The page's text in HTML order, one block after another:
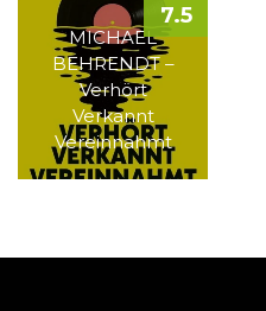
MICHAEL
BEHRENDT –
Verhört
Verkannt
Vereinnahmt
7.5